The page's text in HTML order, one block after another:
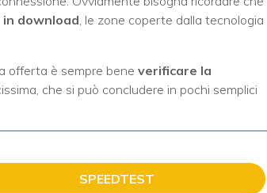
in download, le zone coperte dalla tecnologia
offerta è sempre bene verificare la
che si può concludere in pochi semplici
SPEEDTEST